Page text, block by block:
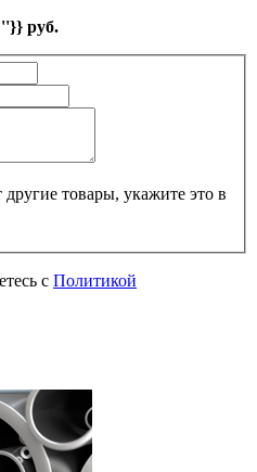
руб.
товары, укажите это в
с Политикой